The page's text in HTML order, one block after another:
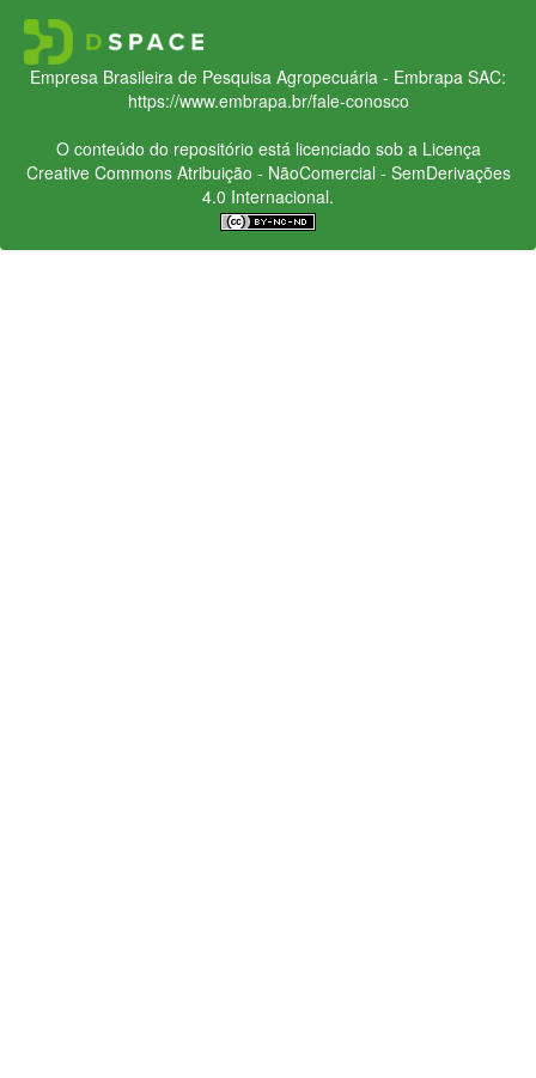
Empresa Brasileira de Pesquisa Agropecuária - Embrapa SAC:
https://www.embrapa.br/fale-conosco
O conteúdo do repositório está licenciado sob a Licença
Creative CommonsAtribuição - NãoComercial - SemDerivações
4.0 Internacional.